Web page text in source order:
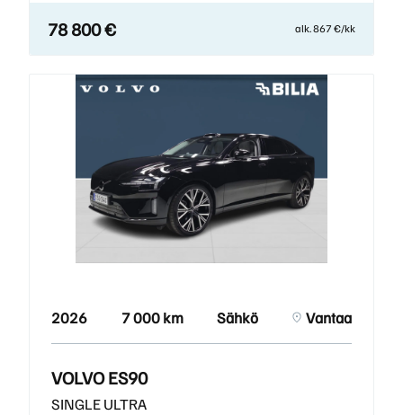
78 800 € alk. 867 €/kk
2026 7 000 km Sähkö Vantaa
VOLVO ES90
SINGLE ULTRA